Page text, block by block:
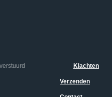
terug
vanaf € 35
dag verstuurd Klachten
Verzenden